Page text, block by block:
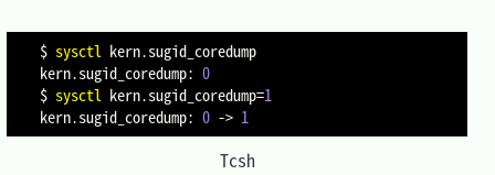
$ sysctl kern.sugid_coredump
kern.sugid_coredump: 0
$ sysctl kern.sugid_coredump=1
kern.sugid_coredump: 0 -> 1
Tcsh